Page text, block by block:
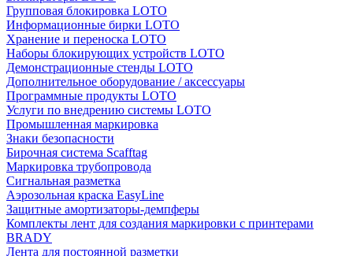
Групповая блокировка LOTO
Информационные бирки LOTO
Хранение и переноска LOTO
Наборы блокирующих устройств LOTO
Демонстрационные стенды LOTO
Дополнительное оборудование / аксессуары
Программные продукты LOTO
Услуги по внедрению системы LOTO
Промышленная маркировка
Знаки безопасности
Бирочная система Scafftag
Маркировка трубопровода
Сигнальная разметка
Аэрозольная краска EasyLine
Защитные амортизаторы-демпферы
Комплекты лент для создания маркировки с принтерами
BRADY
Лента для постоянной разметки